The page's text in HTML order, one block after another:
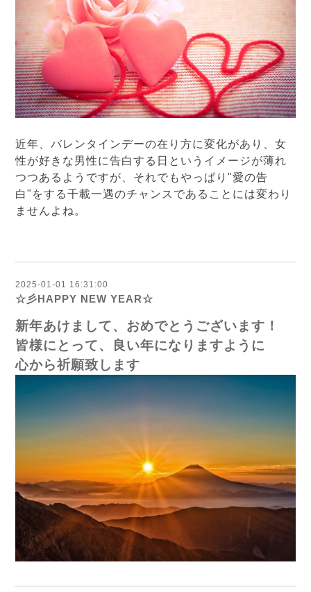
近年、バレンタインデーの在り方に変化があり、女
性が好きな男性に告白する日というイメージが薄れ
つつあるようですが、それでもやっぱり"愛の告
白"をする千載一遇のチャンスであることには変わり
ませんよね。
2025-01-01 16:31:00
☆彡HAPPY NEW YEAR☆
新年あけまして、おめでとうございます！
皆様にとって、良い年になりますように
心から祈願致します